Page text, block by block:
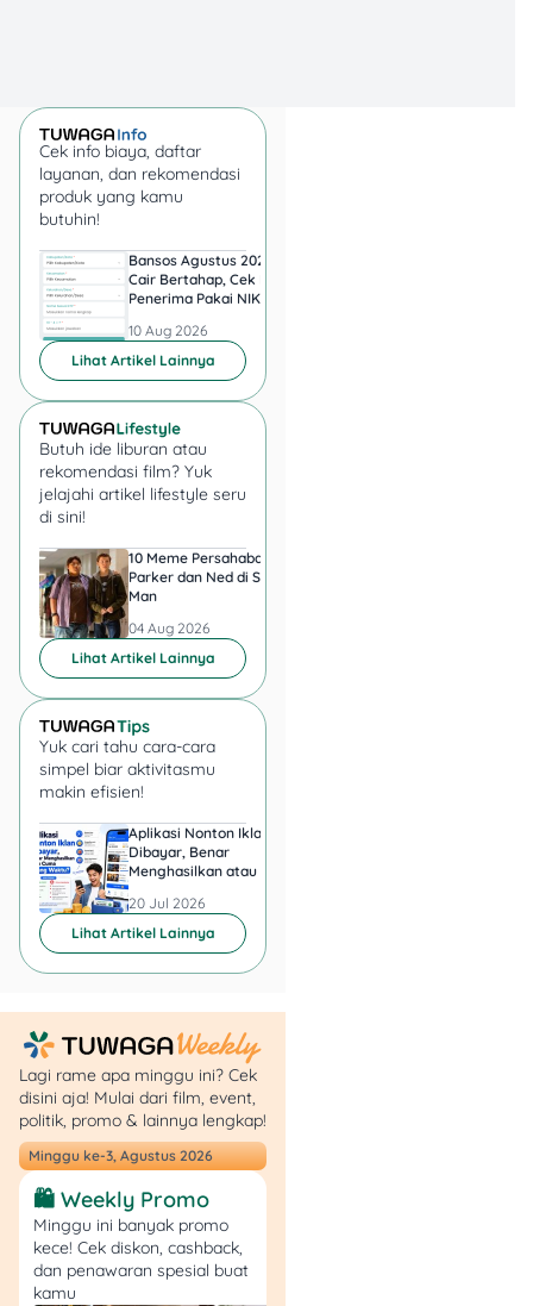
Hingga Rp79.000 dibanding
harga normal.
Cek info biaya, daftar
layanan, dan rekomendasi
produk yang kamu
butuhin!
Bansos Agustus 2026
Cair Bertahap, Cek Nama
Penerima Pakai NIK KTP
10 Aug 2026
Lihat Artikel Lainnya
Butuh ide liburan atau
rekomendasi film? Yuk
jelajahi artikel lifestyle seru
di sini!
10 Meme Persahabatan
Parker dan Ned di Spider-
Man
04 Aug 2026
Lihat Artikel Lainnya
Yuk cari tahu cara-cara
simpel biar aktivitasmu
makin efisien!
Aplikasi Nonton Iklan
Dibayar, Benar
Menghasilkan atau Cuma
20 Jul 2026
Lihat Artikel Lainnya
Lagi rame apa minggu ini? Cek
disini aja! Mulai dari film, event,
politik, promo & lainnya lengkap!
Minggu ke-3, Agustus 2026
🛍️ Weekly Promo
Minggu ini banyak promo
kece! Cek diskon, cashback,
dan penawaran spesial buat
kamu